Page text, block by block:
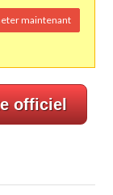
maintenant
officiel